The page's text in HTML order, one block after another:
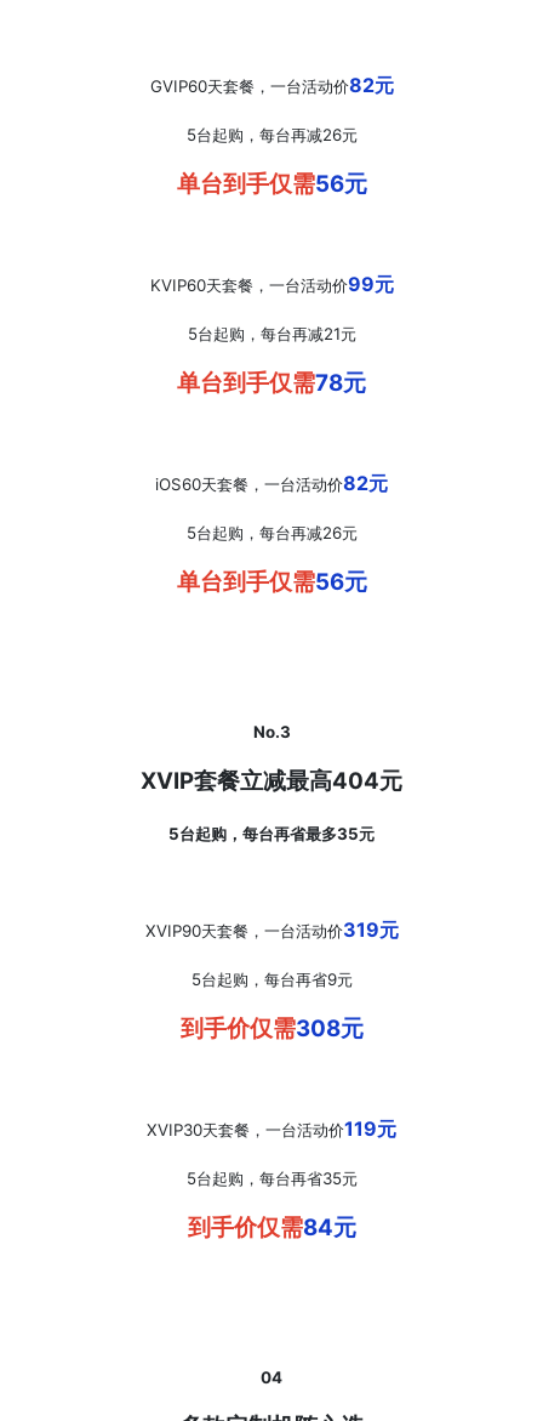
GVIP60天套餐，一台活动价82元
5台起购，每台再减26元
单台到手仅需56元
KVIP60天套餐，一台活动价99元
5台起购，每台再减21元
单台到手仅需78元
iOS60天套餐，一台活动价82元
5台起购，每台再减26元
单台到手仅需56元
No.3
XVIP套餐立减最高404元
5台起购，每台再省最多35元
XVIP90天套餐，一台活动价319元
5台起购，每台再省9元
到手价仅需308元
XVIP30天套餐，一台活动价119元
5台起购，每台再省35元
到手价仅需84元
04